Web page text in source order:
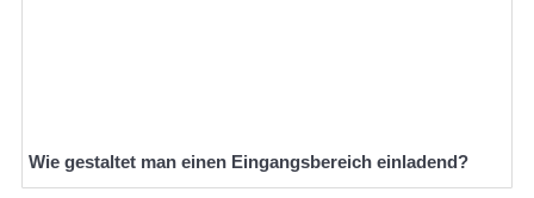
Wie gestaltet man einen Eingangsbereich einladend?